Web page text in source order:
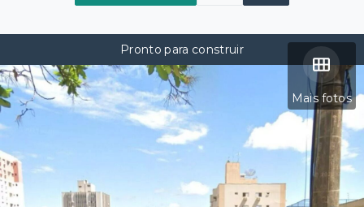
Mais fotos
Pronto para construir